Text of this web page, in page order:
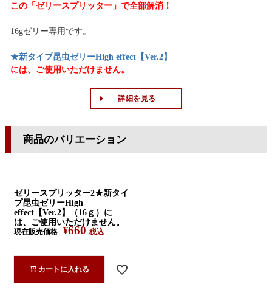
この「ゼリースプリッター」で全部解消！
16gゼリー専用です。
★新タイプ昆虫ゼリーHigh effect【Ver.2】
には、ご使用いただけません。
詳細を見る
商品のバリエーション
ゼリースプリッター2★新タイ
プ昆虫ゼリーHigh
effect【Ver.2】（16ｇ）に
は、ご使用いただけません。
現在販売価格 ¥660 税込
カートに入れる